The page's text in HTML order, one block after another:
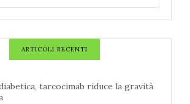
ARTICOLI RECENTI
tarcocimab riduce la gravità